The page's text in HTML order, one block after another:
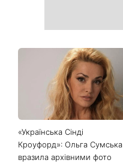
«Українська Сінді
Кроуфорд»: Ольга Сумська
вразила архівними фото